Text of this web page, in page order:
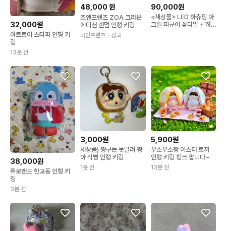
32,000원
아트토이 스타피 인형 키
링
13분 전
48,000원
조앤프렌즈 ZOA 크라운
에디션 랜덤 인형 키링
라인프렌즈 ・광고
90,000원
<새상품> LED 하츄핑 아
크릴 피규어 꽃다발 + 하
38,000원
퓨로랜드 한교동 인형 키
링
3분 전
3,000원
새상품) 짱구는 못말려 짱
아 식빵 인형 키링
1분 전
5,900원
우소우소짱 이스터 토끼
인형 키링 핑크 팝니다~
13분 전